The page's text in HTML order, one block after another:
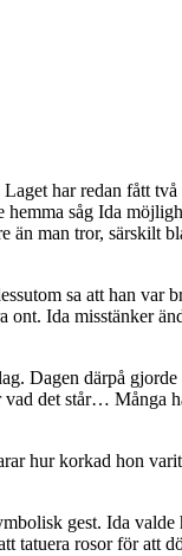
har redan fått
såg Ida
man tror, särskilt
sa att han var
Ida misstänker
Dagen därpå gjorde
vad det står… Många
hur korkad hon
gest. Ida valde
tatuera rosor för att